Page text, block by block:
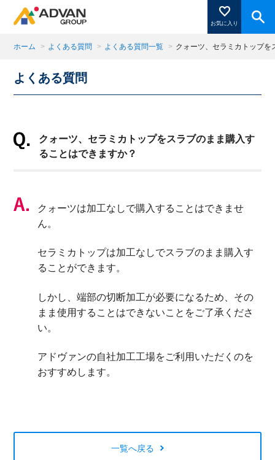
お気に入り
商品ページにある「お気に入り登録」を押すと登録した
商品がここに表示されます。
閉じる
ホーム > よくある質問 > よくある質問一覧 > クォーツ、セラミカトップ
よくある質問
クォーツ、セラミカトップをスラブのまま購入す
ることはできますか？
クォーツは加工なしで購入することはできませ
ん。
セラミカトップは加工なしでスラブのまま購入す
ることができます。
しかし、端部の切断加工が必要になるため、その
まま使用することはできないことをご了承くださ
い。
アドヴァンの自社加工工場をご利用いただくのを
おすすめします。
一覧へ戻る